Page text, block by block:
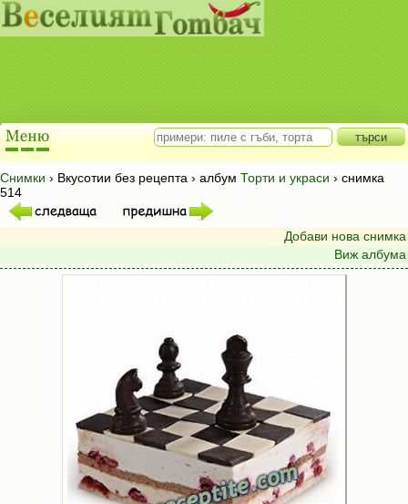
Снимки › Вкусотии без рецепта › албум Торти и украси › снимка
514
Добави нова снимка
Виж албума